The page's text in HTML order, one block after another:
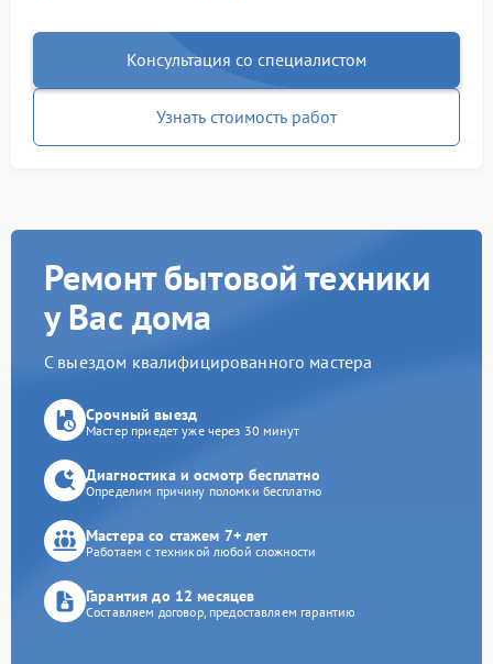
Консультация со специалистом
Узнать стоимость работ
Ремонт бытовой техники
у Вас дома
С выездом квалифицированного мастера
Срочный выезд
Мастер приедет уже через 30 минут
Диагностика и осмотр бесплатно
Определим причину поломки бесплатно
Мастера со стажем 7+ лет
Работаем с техникой любой сложности
Гарантия до 12 месяцев
Составляем договор, предоставляем гарантию